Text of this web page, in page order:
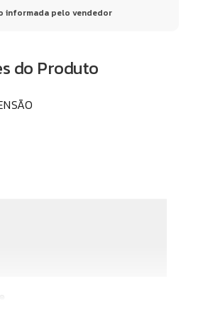
informada pelo vendedor
do Produto